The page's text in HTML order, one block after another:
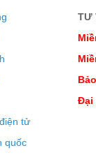
tử
quốc
TƯ
Đại